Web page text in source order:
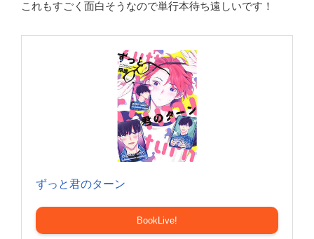
これもすごく面白そうなので単行本待ち遠しいです！
ずっと君のターン
BookLive!